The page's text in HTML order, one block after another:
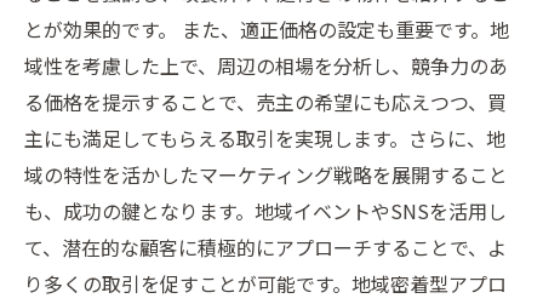
とが効果的です。 また、適正価格の設定も重要です。地
域性を考慮した上で、周辺の相場を分析し、競争力のあ
る価格を提示することで、売主の希望にも応えつつ、買
主にも満足してもらえる取引を実現します。さらに、地
域の特性を活かしたマーケティング戦略を展開すること
も、成功の鍵となります。地域イベントやSNSを活用し
て、潜在的な顧客に積極的にアプローチすることで、よ
り多くの取引を促すことが可能です。地域密着型アプロ